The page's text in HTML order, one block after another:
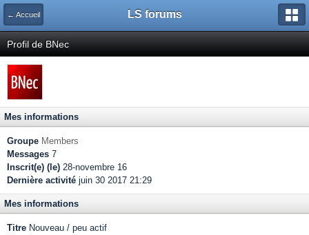
← Accueil LS forums
Profil de BNec
Mes informations
Groupe Members
Messages 7
Inscrit(e) (le) 28-novembre 16
Dernière activité juin 30 2017 21:29
Mes informations
Titre Nouveau / peu actif